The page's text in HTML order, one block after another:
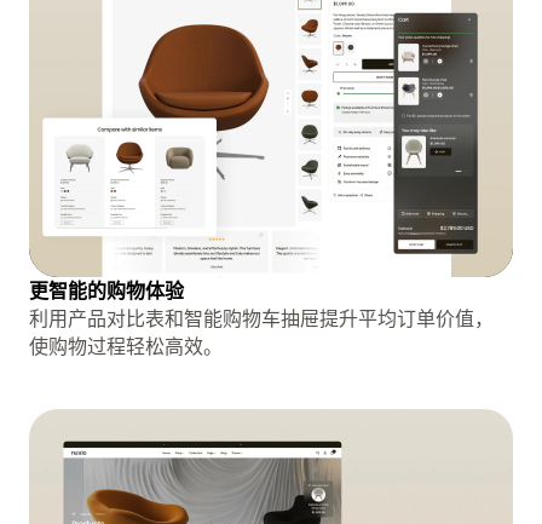
更智能的购物体验
利用产品对比表和智能购物车抽屉提升平均订单价值，
使购物过程轻松高效。